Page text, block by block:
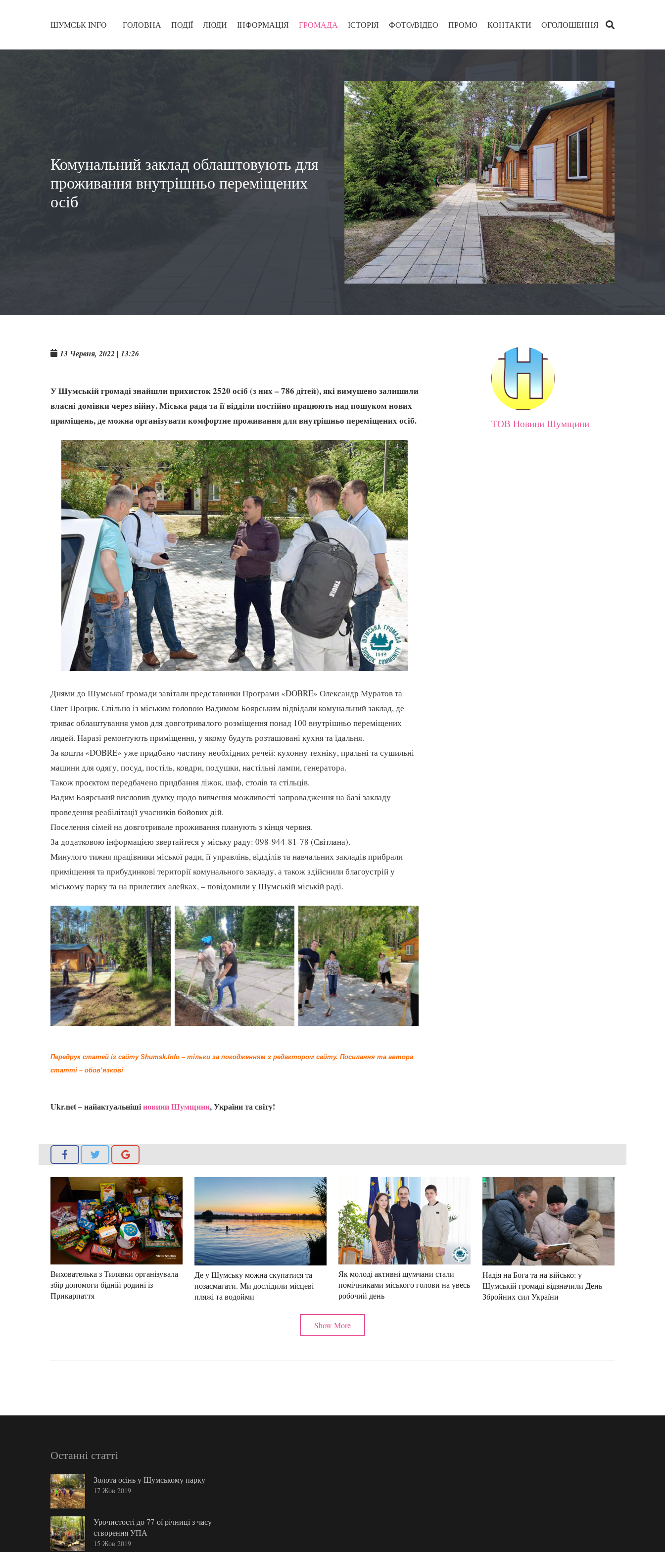
ШУМСЬК INFO ГОЛОВНА ПОДІЇ ЛЮДИ ІНФОРМАЦІЯ ГРОМАДА ІСТОРІЯ ФОТО/ВІДЕО ПРОМО КОНТАКТИ ОГОЛОШЕННЯ
Комунальний заклад облаштовують для
проживання внутрішньо переміщених
осіб
13 Червня, 2022 | 13:26
У Шумській громаді знайшли прихисток 2520 осіб (з них – 786 дітей), які вимушено залишили
власні домівки через війну. Міська рада та її відділи постійно працюють над пошуком нових
приміщень, де можна організувати комфортне проживання для внутрішньо переміщених осіб.
Днями до Шумської громади завітали представники Програми «DOBRE» Олександр Муратов та
Олег Процик. Спільно із міським головою Вадимом Боярським відвідали комунальний заклад, де
триває облаштування умов для довготривалого розміщення понад 100 внутрішньо переміщених
людей. Наразі ремонтують приміщення, у якому будуть розташовані кухня та їдальня.
За кошти «DOBRE» уже придбано частину необхідних речей: кухонну техніку, пральні та сушильні
машини для одягу, посуд, постіль, ковдри, подушки, настільні лампи, генератора.
Також проєктом передбачено придбання ліжок, шаф, столів та стільців.
Вадим Боярський висловив думку щодо вивчення можливості запровадження на базі закладу
проведення реабілітації учасників бойових дій.
Поселення сімей на довготривале проживання планують з кінця червня.
За додатковою інформацією звертайтеся у міську раду: 098-944-81-78 (Світлана).
Минулого тижня працівники міської ради, її управлінь, відділів та навчальних закладів прибрали
приміщення та прибудинкові території комунального закладу, а також здійснили благоустрій у
міському парку та на прилеглих алейках, – повідомили у Шумській міській раді.
Передрук статей із сайту Shumsk.Info – тільки за погодженням з редактором сайту. Посилання та автора
статті – обов’язкові
Ukr.net – найактуальнішіновини Шумщини, України та світу!
ТОВ Новини Шумщини
Вихователька з Тилявки організувала
збір допомоги бідній родині із
Прикарпаття
Де у Шумську можна скупатися та
позасмагати. Ми дослідили місцеві
пляжі та водойми
Як молоді активні шумчани стали
помічниками міського голови на увесь
робочий день
Надія на Бога та на військо: у
Шумській громаді відзначили День
Збройних сил України
Show More
Останні статті
Золота осінь у Шумському парку
17 Жов 2019
Урочистості до 77-ої річниці з часу
створення УПА
15 Жов 2019